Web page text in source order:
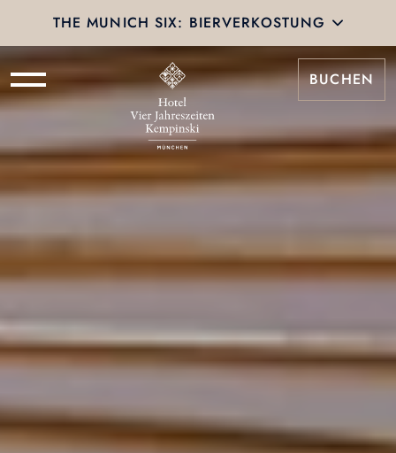
THE MUNICH SIX: BIERVERKOSTUNG
BUCHEN